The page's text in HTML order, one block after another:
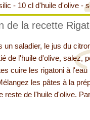
- 10 cl d'huile d'olive -
de la recette
un saladier, le jus du
de l'huile d'olive, salez,
cuire les rigatoni à l'eau
les pâtes à la
reste de l'huile d'olive.